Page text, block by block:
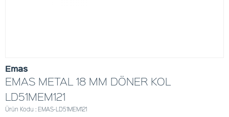
Emas
EMAS METAL 18 MM DÖNER KOL
LD51MEM121
Ürün Kodu : EMAS-LD51MEM121